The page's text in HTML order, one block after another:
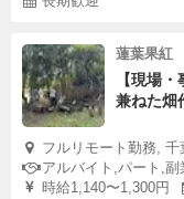
蓮葉果紅
【現場
兼ねた畑
フルリモート勤務,
アルバイト,パート,
時給1,140〜1,300円